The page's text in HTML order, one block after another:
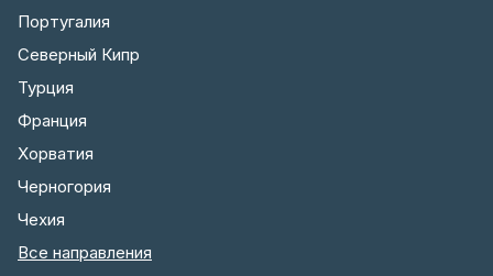
Португалия
Северный Кипр
Турция
Франция
Хорватия
Черногория
Чехия
Все направления